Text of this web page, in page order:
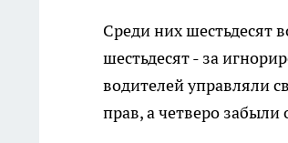
Среди них шестьдесят
шестьдесят - за
водителей управляли
прав, а четверо забыли